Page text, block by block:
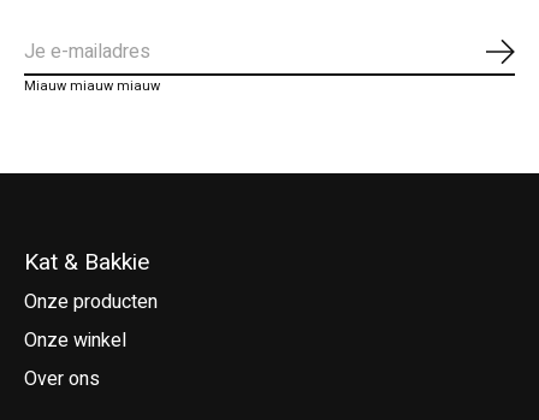
Miauw miauw miauw
Kat & Bakkie
Onze producten
Onze winkel
Over ons